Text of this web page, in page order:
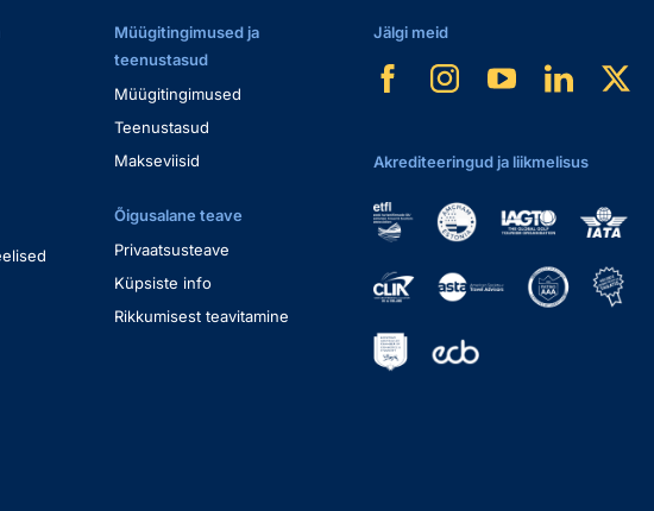
Müügitingimused ja
teenustasud
Müügitingimused
Teenustasud
Makseviisid
Õigusalane teave
Privaatsusteave
Küpsiste info
Rikkumisest teavitamine
Jälgi meid
Akrediteeringud ja liikmelisus